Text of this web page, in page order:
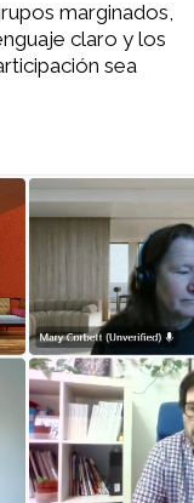
marginados,
claro y los
sea